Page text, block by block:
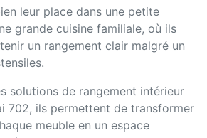
leur place dans une petite
grande cuisine familiale, où ils
un rangement clair malgré un
solutions de rangement intérieur
702, ils permettent de transformer
meuble en un espace